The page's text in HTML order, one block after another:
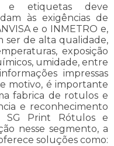
e etiquetas deve
às exigências de
e o INMETRO e,
ser de alta qualidade,
exposição
umidade, entre
impressas
motivo, é importante
fabrica de rotulos e
e reconhecimento
SG Print Rótulos e
nesse segmento, a
soluções como: